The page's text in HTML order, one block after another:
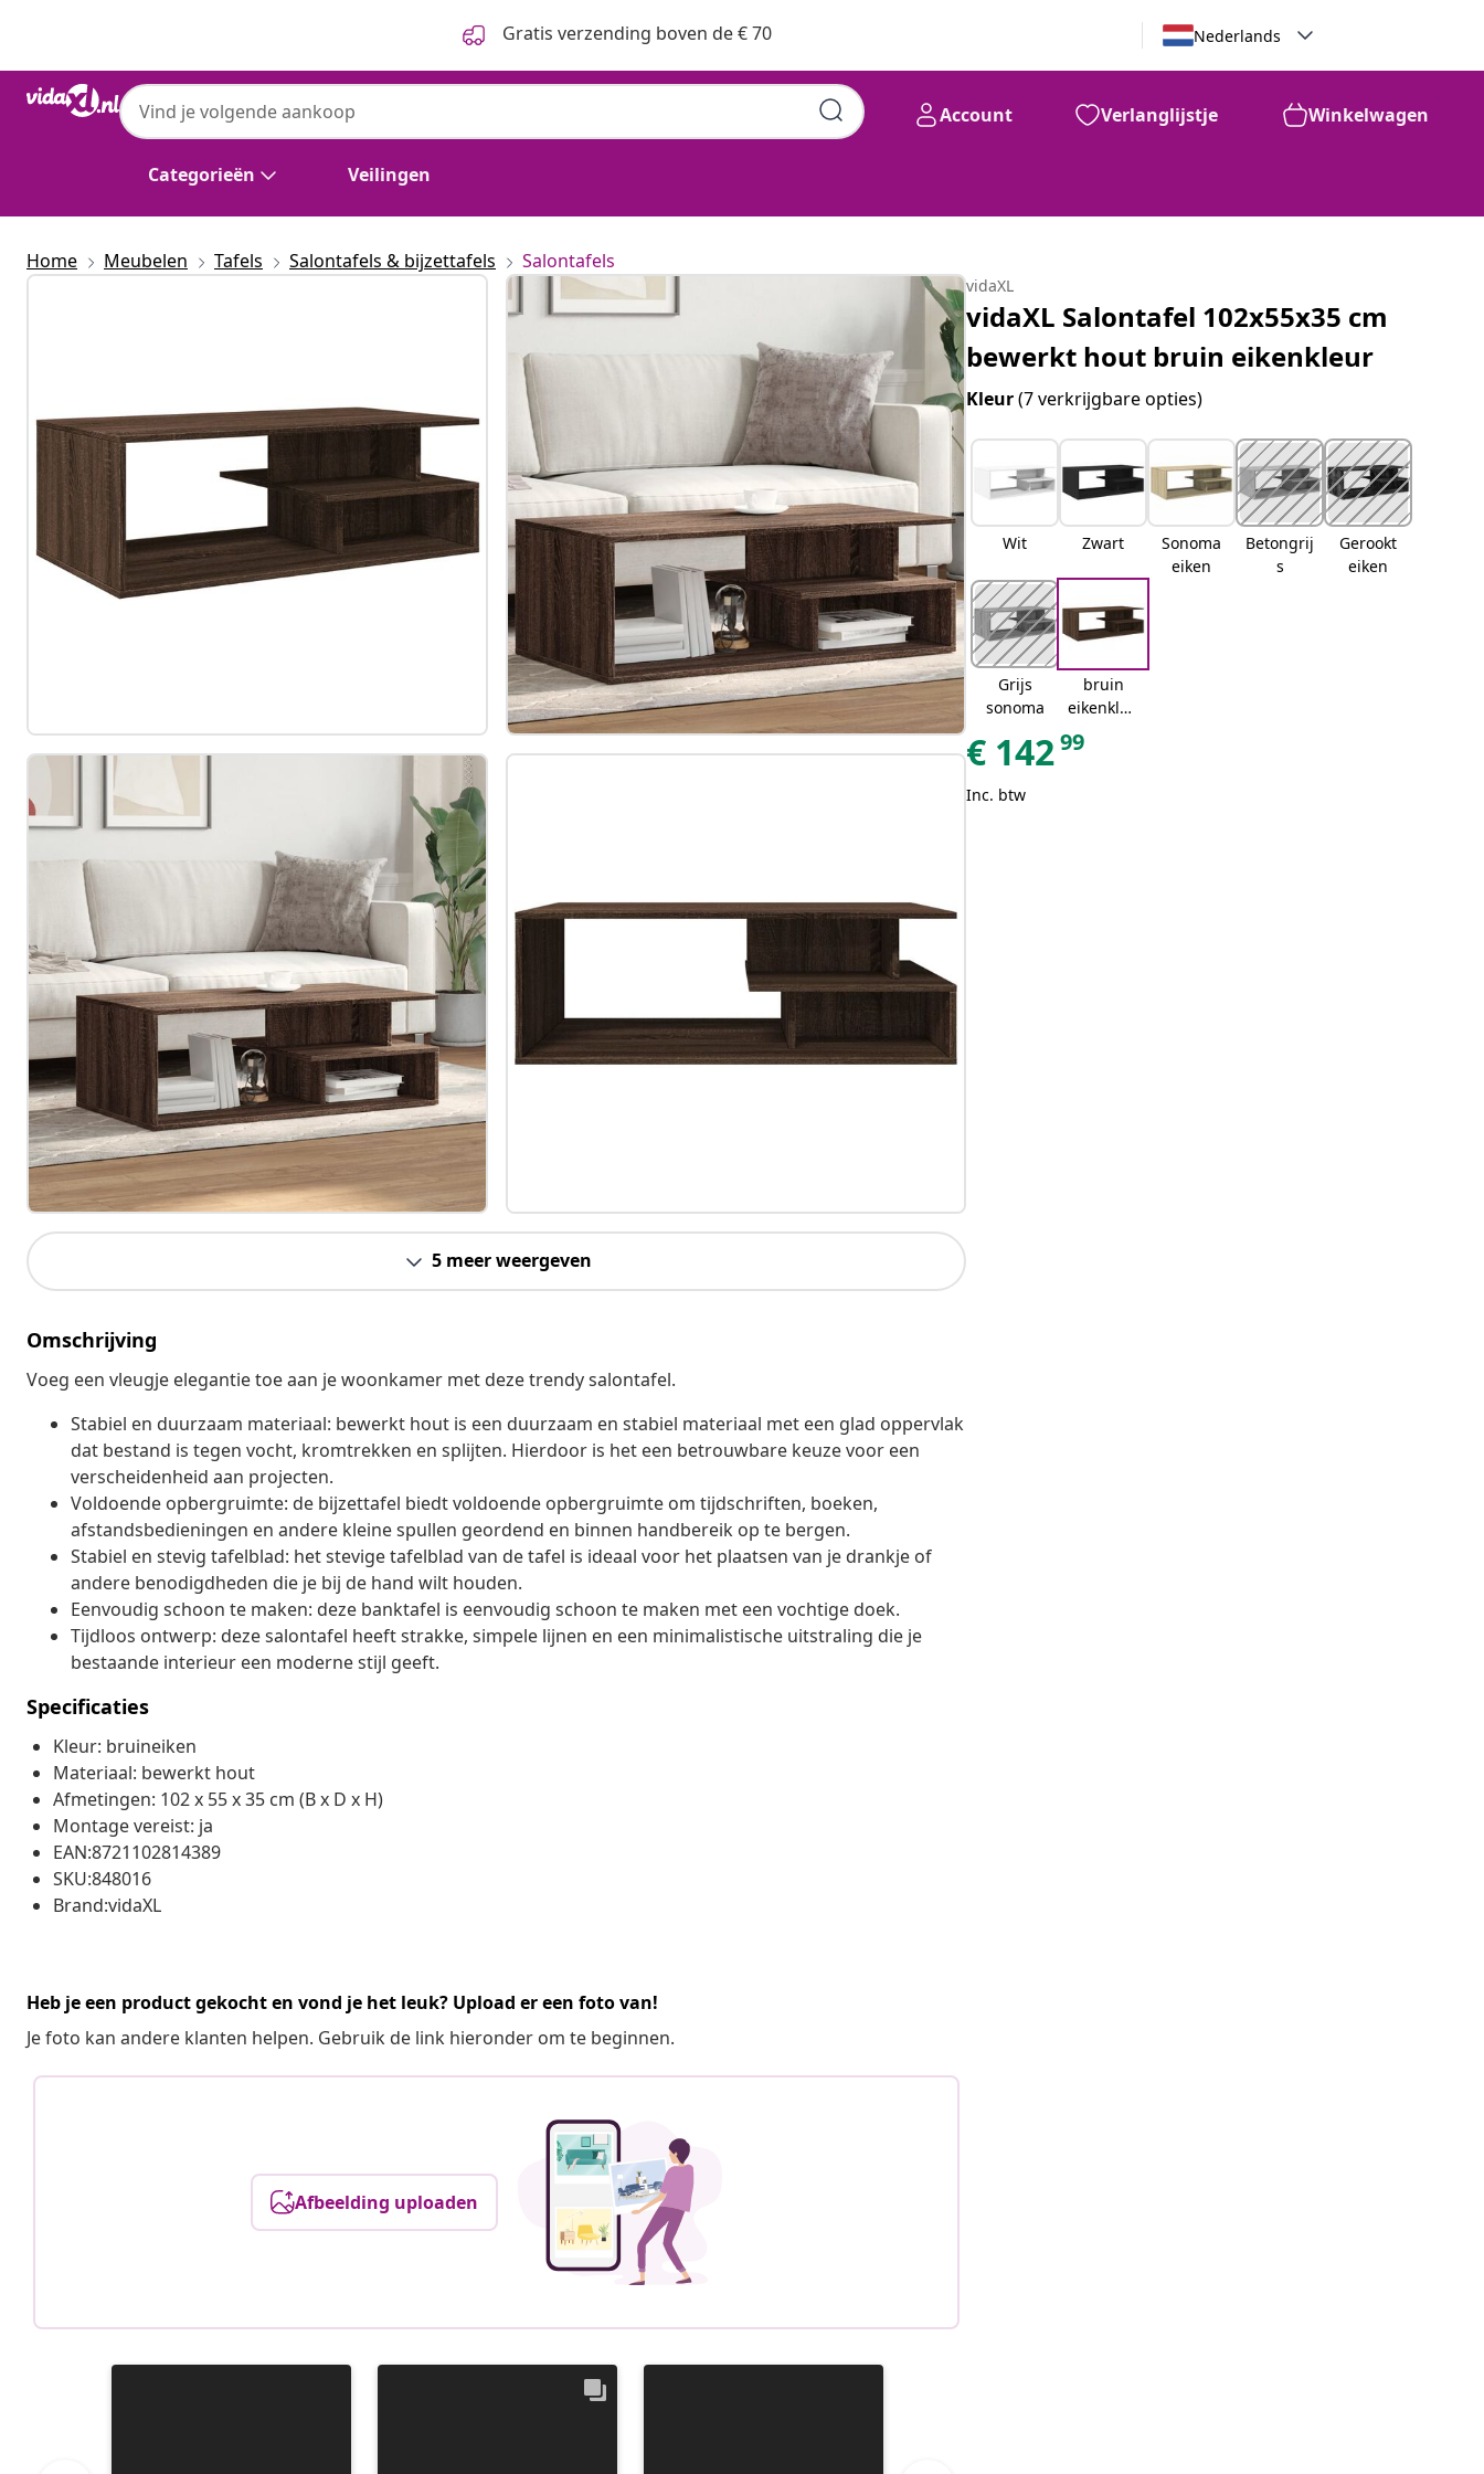
Gratis verzending boven de € 70 Nederlands
Categorieën Veilingen
Account Verlanglijstje Winkelwagen
Home Meubelen Tafels Salontafels & bijzettafels Salontafels
5 meer weergeven
Omschrijving
Voeg een vleugje elegantie toe aan je woonkamer met deze trendy salontafel.
Stabiel en duurzaam materiaal: bewerkt hout is een duurzaam en stabiel materiaal met een glad oppervlak
dat bestand is tegen vocht, kromtrekken en splijten. Hierdoor is het een betrouwbare keuze voor een
verscheidenheid aan projecten.
Voldoende opbergruimte: de bijzettafel biedt voldoende opbergruimte om tijdschriften, boeken,
afstandsbedieningen en andere kleine spullen geordend en binnen handbereik op te bergen.
Stabiel en stevig tafelblad: het stevige tafelblad van de tafel is ideaal voor het plaatsen van je drankje of
andere benodigdheden die je bij de hand wilt houden.
Eenvoudig schoon te maken: deze banktafel is eenvoudig schoon te maken met een vochtige doek.
Tijdloos ontwerp: deze salontafel heeft strakke, simpele lijnen en een minimalistische uitstraling die je
bestaande interieur een moderne stijl geeft.
Specificaties
Kleur: bruineiken
Materiaal: bewerkt hout
Afmetingen: 102 x 55 x 35 cm (B x D x H)
Montage vereist: ja
EAN:8721102814389
SKU:848016
Brand:vidaXL
Heb je een product gekocht en vond je het leuk? Upload er een foto van!
Je foto kan andere klanten helpen. Gebruik de link hieronder om te beginnen.
Afbeelding uploaden
vidaXL
vidaXL Salontafel 102x55x35 cm
bewerkt hout bruin eikenkleur
Kleur(7 verkrijgbare opties)
Wit Zwart
Sonoma
eiken
Betongrij
s
Gerookt
eiken
Grijs
sonoma
bruin
eikenkleu
€ 14299
Inc. btw